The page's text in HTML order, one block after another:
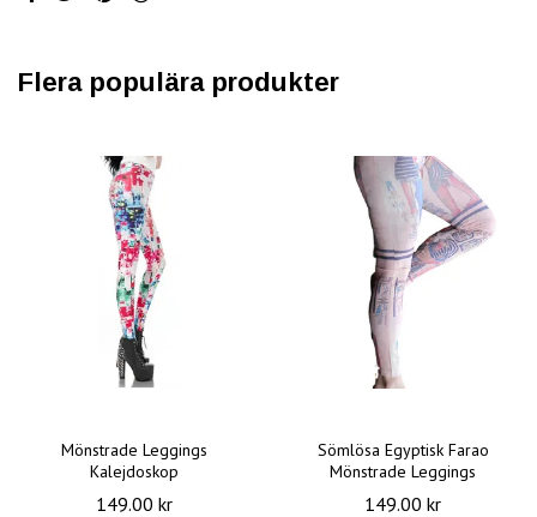
Flera populära produkter
Mönstrade Leggings
Kalejdoskop
149.00 kr
Sömlösa Egyptisk Farao
Mönstrade Leggings
149.00 kr